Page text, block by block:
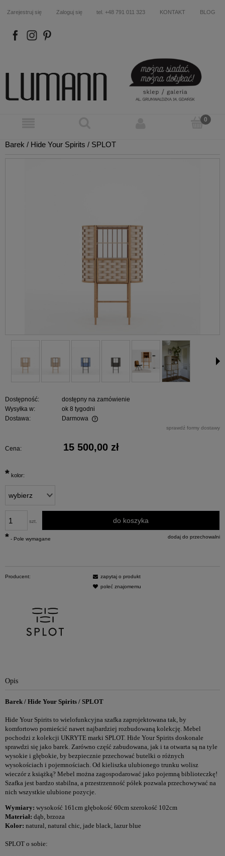
Zarejestruj się Zaloguj się tel. +48 791 011 323 KONTAKT BLOG
FB IN P
Barek / Hide Your Spirits / SPLOT
Dostępność:
dostępny na zamówienie
Wysyłka w:
ok 8 tygodni
Dostawa:
Darmowa
sprawdź formy dostawy
Cena: 15 500,00 zł
* kolor:
szt. do koszyka
dodaj do przechowalni
* - Pole wymagane
Producent:
zapytaj o produkt
poleć znajomemu
Opis
Barek / Hide Your Spirits / SPLOT
Hide Your Spirits to wielofunkcyjna szafka zaprojektowana tak, by
komfortowo pomieścić nawet najbardziej rozbudowaną kolekcję. Mebel
pochodzi z kolekcji UKRYTE marki SPLOT. Hide Your Spirits doskonale
sprawdzi się jako barek. Zarówno część zabudowana, jak i ta otwarta są na tyle
wysokie i głębokie, by bezpiecznie przechować butelki o różnych
wysokościach i pojemnościach. Od kieliszka ulubionego trunku wolisz
wieczór z książką? Mebel można zagospodarować jako pojemną biblioteczkę!
Szafka jest bardzo stabilna, a przestrzenność półek pozwala przechowywać na
nich wszystkie ulubione pozycje.
Wymiary: wysokość 161cm głębokość 60cm szerokość 102cm
Materiał: dąb, brzoza
Kolor: natural, natural chic, jade black, lazur blue
SPLOT o sobie: